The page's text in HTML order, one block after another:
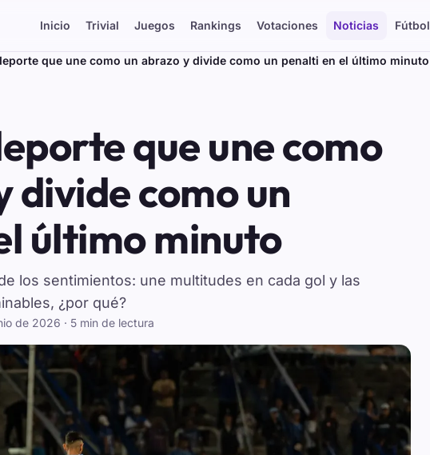
Inicio Trivial Juegos Rankings Votaciones Noticias Fútbol
que une como un abrazo y divide como un penalti en el último minuto
que une como
divide como un
último minuto
los sentimientos: une multitudes en cada gol y las
¿por qué?
de 2026 · 5 min de lectura